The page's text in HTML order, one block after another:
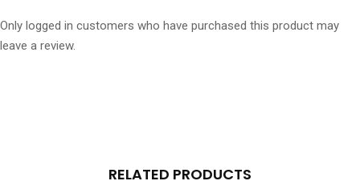
Only logged in customers who have purchased this product may
leave a review.
RELATED PRODUCTS